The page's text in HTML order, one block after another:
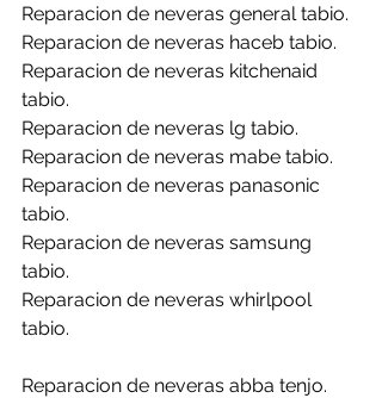
Reparacion de neveras general tabio.
Reparacion de neveras haceb tabio.
Reparacion de neveras kitchenaid
tabio.
Reparacion de neveras lg tabio.
Reparacion de neveras mabe tabio.
Reparacion de neveras panasonic
tabio.
Reparacion de neveras samsung
tabio.
Reparacion de neveras whirlpool
tabio.
Reparacion de neveras abba tenjo.